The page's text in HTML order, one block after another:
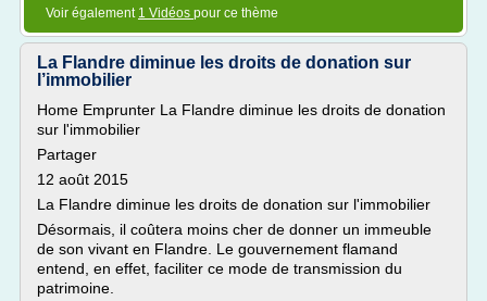
Voir également 1 Vidéos pour ce thème
La Flandre diminue les droits de donation sur
l’immobilier
Home Emprunter La Flandre diminue les droits de donation
sur l'immobilier
Partager
12 août 2015
La Flandre diminue les droits de donation sur l'immobilier
Désormais, il coûtera moins cher de donner un immeuble
de son vivant en Flandre. Le gouvernement flamand
entend, en effet, faciliter ce mode de transmission du
patrimoine.